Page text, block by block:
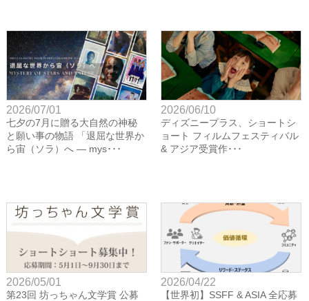
2026/07/01
七夕の7月に贈る大自然の神秘
と願い事の物語 「退屈な世界か
ら宙（ソラ）へ ― mys･･･
2026/06/10
ディズニープラス、ショートシ
ョート フィルムフェスティバル
& アジア受賞作･･･
2026/05/01
第23回 坊っちゃん文学賞 公募
2026/04/22
【世界初】SSFF & ASIA 全応募